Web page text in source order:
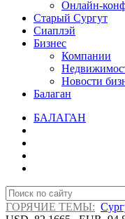
Онлайн-
Старый Сургут
Сиаплэй
Бизнес
Компании
Новости
Балаган
БАЛАГАН
ГОРЯЧИЕ ТЕМЫ: